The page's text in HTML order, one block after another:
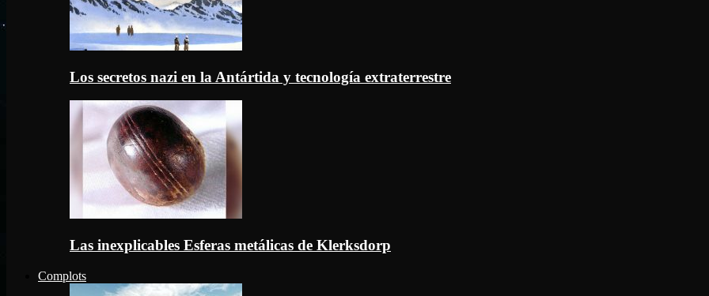
Los secretos nazi en la Antártida y tecnología extraterrestre
Las inexplicables Esferas metálicas de Klerksdorp
Complots